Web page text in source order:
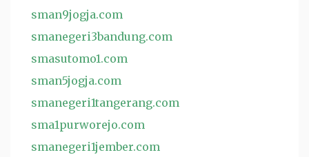
sman9jogja.com
smanegeri3bandung.com
smasutomo1.com
sman5jogja.com
smanegeri1tangerang.com
sma1purworejo.com
smanegeri1jember.com